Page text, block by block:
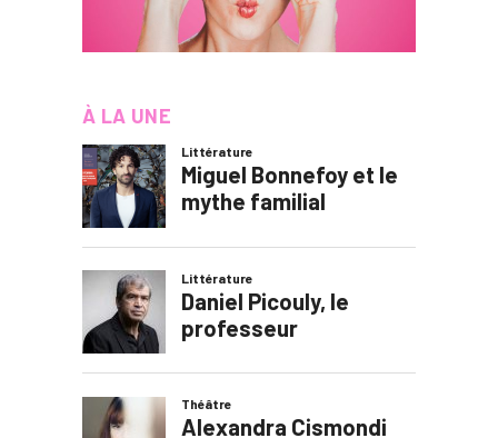
À LA UNE